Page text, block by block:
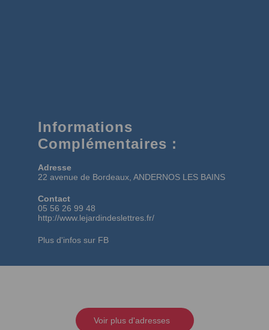
Informations
Complémentaires :
Adresse
22 avenue de Bordeaux, ANDERNOS LES BAINS
Contact
05 56 26 99 48
http://www.lejardindeslettres.fr/
Plus d'infos sur FB
Voir plus d'adresses